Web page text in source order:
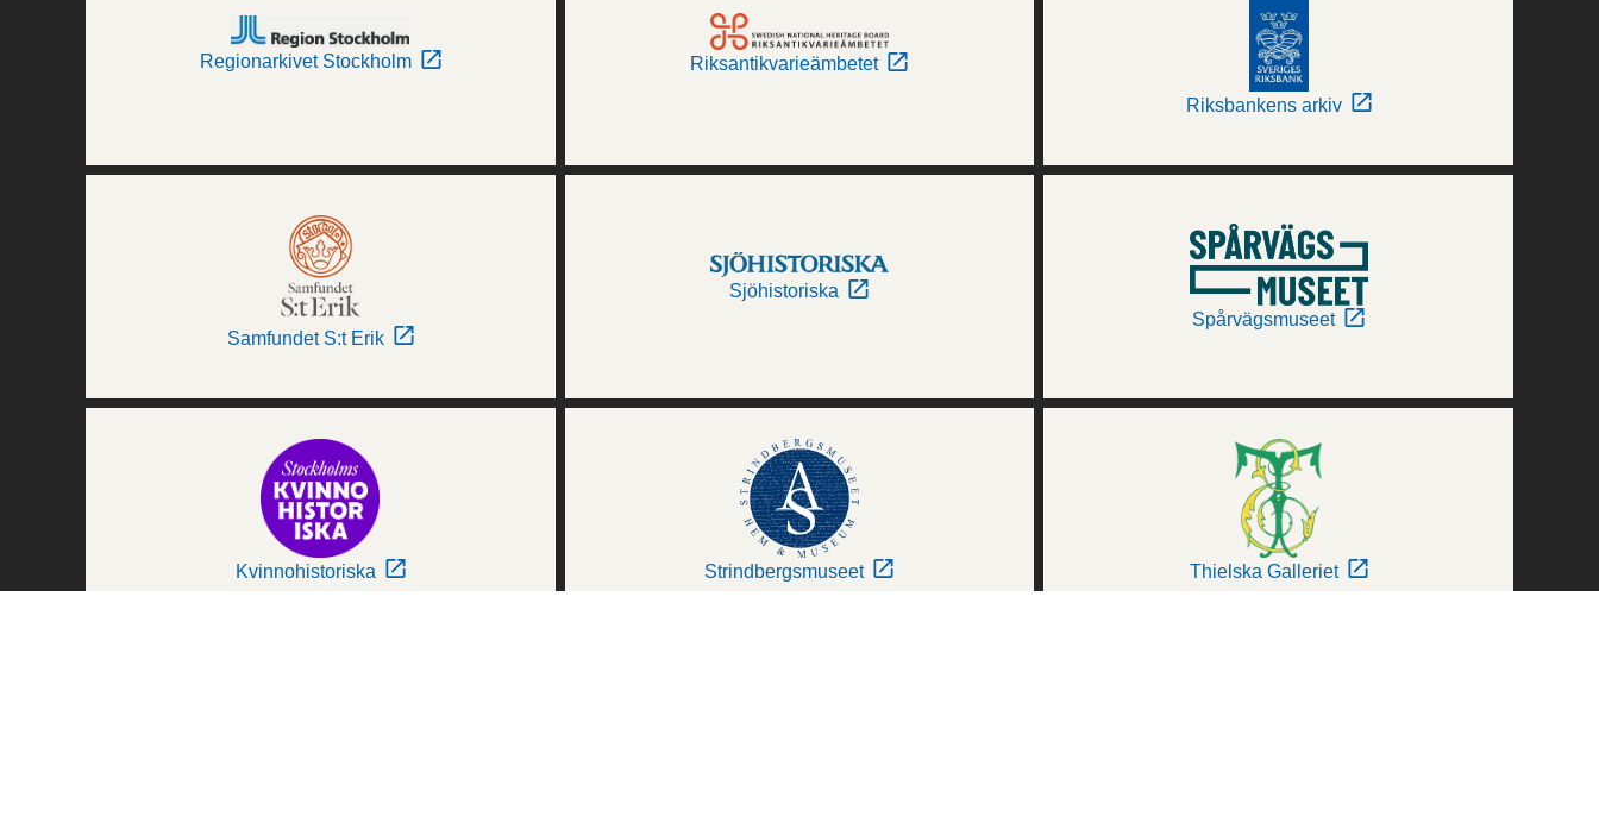
Regionarkivet Stockholm Riksantikvarieämbetet
Riksbankens arkiv
Samfundet S:t Erik
Sjöhistoriska
Spårvägsmuseet
Kvinnohistoriska Strindbergsmuseet Thielska Galleriet